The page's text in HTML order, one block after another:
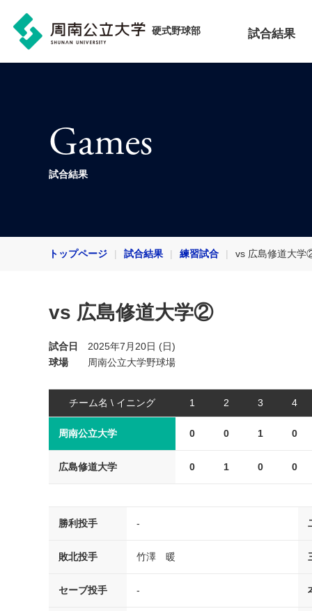
硬式野球部 試合結果
Games
試合結果
トップページ 試合結果 練習試合 vs 広島修道大
vs 広島修道大学②
試合日
2025年7月20日 (日)
球場
周南公立大学野球場
チーム名 \ イニング 1 2 3 4
周南公立大学 0 0 1 0
広島修道大学 0 1 0 0
勝利投手 -
敗北投手 竹澤 暖
セーブ投手 -